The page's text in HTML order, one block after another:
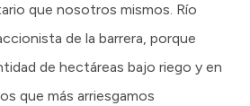
que nosotros mismos. Río
de la barrera, porque
de hectáreas bajo riego y en
que más arriesgamos